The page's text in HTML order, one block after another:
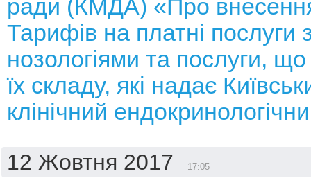
ради (КМДА) «Про
Тарифів на платні послуги
нозологіями та послуги,
їх складу, які надає
клінічний
12 Жовтня 2017 17:05